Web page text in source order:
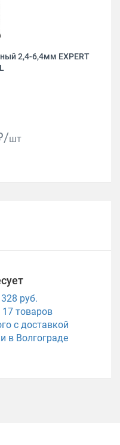
2,4-6,4мм EXPERT
шт
руб.
17 товаров
с доставкой
в Волгограде